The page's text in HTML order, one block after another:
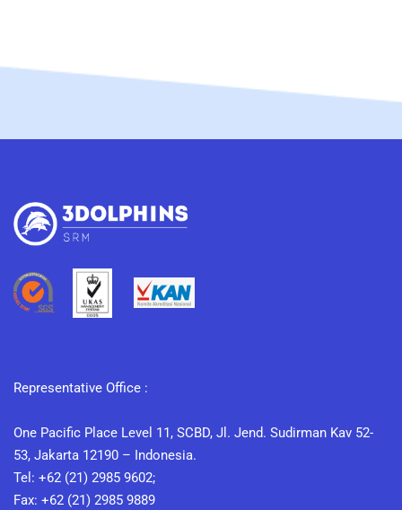
Representative Office :
One Pacific Place Level 11, SCBD, Jl. Jend. Sudirman Kav 52-
53, Jakarta 12190 – Indonesia.
Tel: +62 (21) 2985 9602;
Fax: +62 (21) 2985 9889